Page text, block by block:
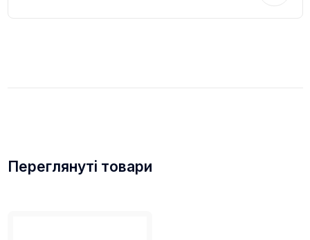
Переглянуті товари